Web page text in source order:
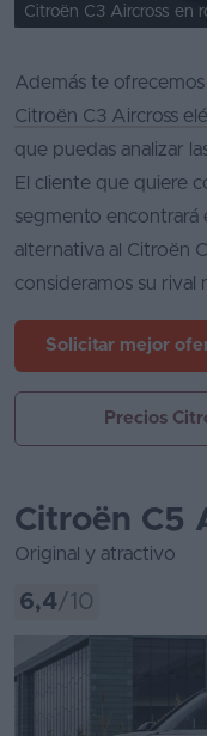
Además te
Citroën C3 Aircross
que puedas analizar
El cliente que quiere
segmento encontrará
alternativa al Citroën
consideramos su rival
Solicitar mejor
Precios
Citroën C5
Original y atractivo
6,4/10